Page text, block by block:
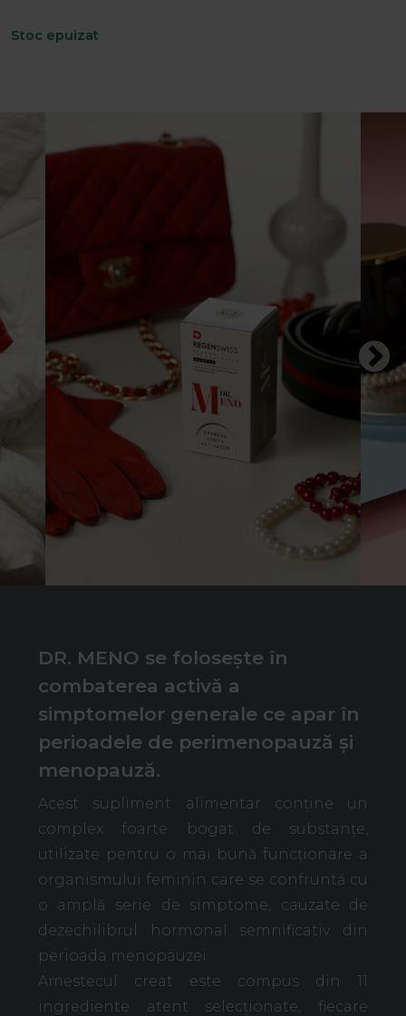
Stoc epuizat
DR. MENO se folosește în
combaterea activă a
simptomelor generale ce apar în
perioadele de perimenopauză și
menopauză.
Acest supliment alimentar conține un
complex foarte bogat de substanțe,
utilizate pentru o mai bună funcționare a
organismului feminin care se confruntă cu
o amplă serie de simptome, cauzate de
dezechilibrul hormonal semnificativ din
perioada menopauzei.
Amestecul creat este compus din 11
ingrediente atent selecționate, fiecare